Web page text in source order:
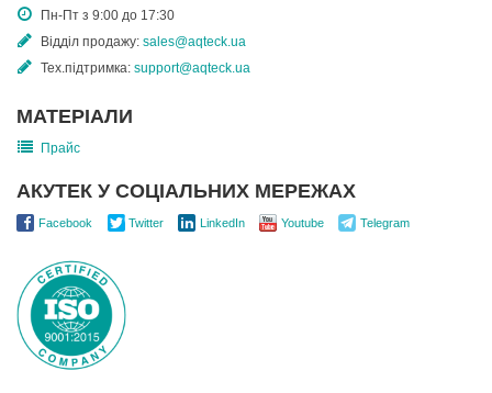
Пн-Пт з 9:00 до 17:30
Відділ продажу: sales@aqteck.ua
Тех.підтримка: support@aqteck.ua
МАТЕРІАЛИ
Прайс
АКУТЕК У СОЦІАЛЬНИХ МЕРЕЖАХ
Facebook Twitter LinkedIn Youtube Telegram